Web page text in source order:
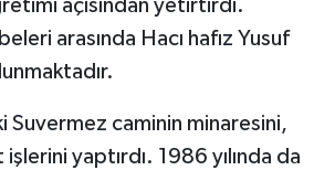
açısından yetirtirdi.
arasında Hacı hafız Yusuf
Suvermez caminin minaresini,
yaptırdı. 1986 yılında da